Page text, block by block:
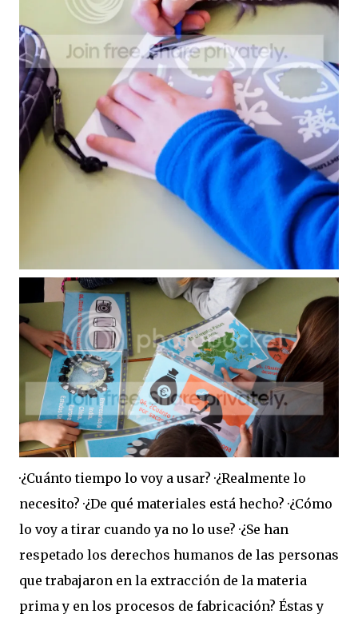
·¿Cuánto tiempo lo voy a usar? ·¿Realmente lo
necesito? ·¿De qué materiales está hecho? ·¿Cómo
lo voy a tirar cuando ya no lo use? ·¿Se han
respetado los derechos humanos de las personas
que trabajaron en la extracción de la materia
prima y en los procesos de fabricación? Éstas y